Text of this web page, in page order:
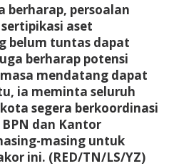
berharap, persoalan
aset
belum tuntas dapat
berharap potensi
mendatang dapat
ia meminta seluruh
segera berkoordinasi
dan Kantor
masing untuk
ini. (RED/TN/LS/YZ)